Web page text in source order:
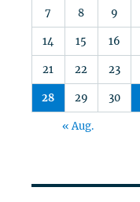
7 8 9
14 15 16
21 22 23
28 29 30
« Aug.